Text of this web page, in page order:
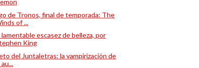
de Tronos, final de temporada: The
of ...
lamentable escasez de belleza, por
King
del Juntaletras: la vampirización de
au...